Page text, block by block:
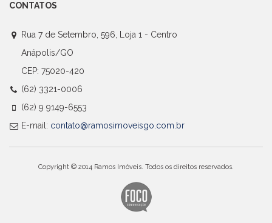
CONTATOS
Rua 7 de Setembro, 596, Loja 1 - Centro
Anápolis/GO
CEP: 75020-420
(62) 3321-0006
(62) 9 9149-6553
E-mail: contato@ramosimoveisgo.com.br
Copyright © 2014 Ramos Imóveis. Todos os direitos reservados.